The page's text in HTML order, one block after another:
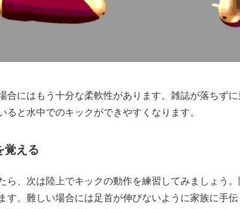
合にはもう十分な柔軟性があります。雑誌が落ちず
ると水中でのキックができやすくなります。
覚える
ら、次は陸上でキックの動作を練習してみましょう
す。難しい場合には足首が伸びないように家族に手